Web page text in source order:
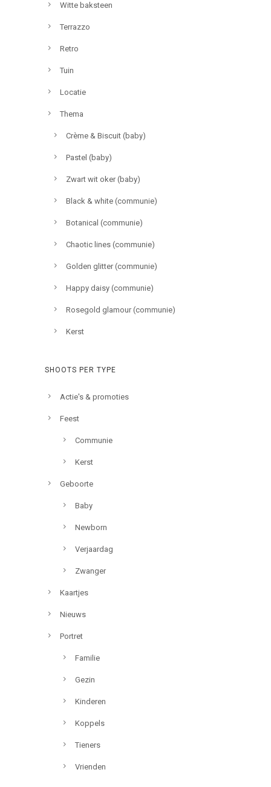
Witte baksteen
Terrazzo
Retro
Tuin
Locatie
Thema
Crème & Biscuit (baby)
Pastel (baby)
Zwart wit oker (baby)
Black & white (communie)
Botanical (communie)
Chaotic lines (communie)
Golden glitter (communie)
Happy daisy (communie)
Rosegold glamour (communie)
Kerst
SHOOTS PER TYPE
Actie's & promoties
Feest
Communie
Kerst
Geboorte
Baby
Newborn
Verjaardag
Zwanger
Kaartjes
Nieuws
Portret
Familie
Gezin
Kinderen
Koppels
Tieners
Vrienden